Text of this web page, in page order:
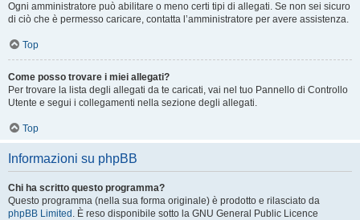
Ogni amministratore può abilitare o meno certi tipi di allegati. Se non sei sicuro
di ciò che è permesso caricare, contatta l’amministratore per avere assistenza.
Top
Come posso trovare i miei allegati?
Per trovare la lista degli allegati da te caricati, vai nel tuo Pannello di Controllo
Utente e segui i collegamenti nella sezione degli allegati.
Top
Informazioni su phpBB
Chi ha scritto questo programma?
Questo programma (nella sua forma originale) è prodotto e rilasciato da
phpBB Limited . È reso disponibile sotto la GNU General Public Licence